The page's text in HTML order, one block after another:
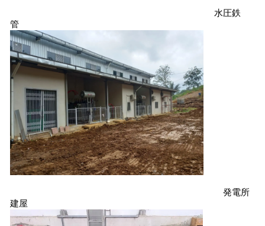
水圧鉄
管
発電所
建屋